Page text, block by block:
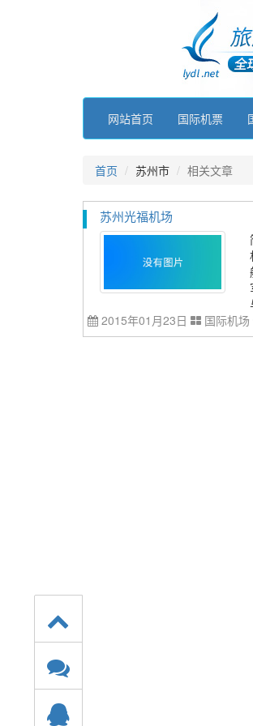
网站首页 国际机票
首页 苏州市 相关文章
苏州光福机场
2015年01月23日
国际机场